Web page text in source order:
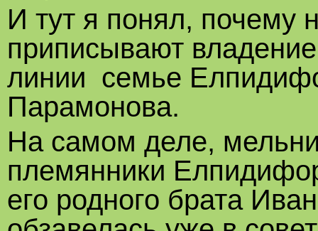
И тут я понял, почему
приписывают
линии семье
Парамонова.
На самом деле,
племянники
его родного брата